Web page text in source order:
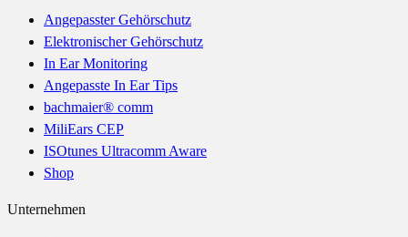
Angepasster Gehörschutz
Elektronischer Gehörschutz
In Ear Monitoring
Angepasste In Ear Tips
bachmaier® comm
MiliEars CEP
ISOtunes Ultracomm Aware
Shop
Unternehmen